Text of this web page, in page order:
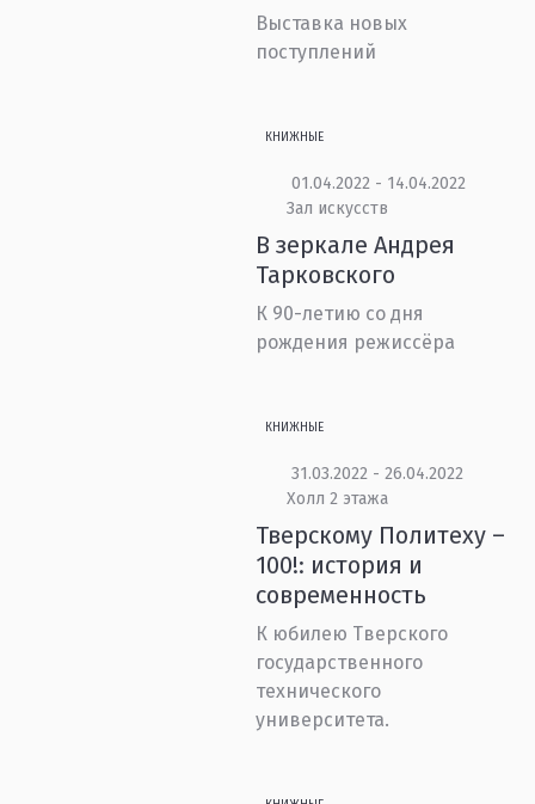
Выставка новых
поступлений
КНИЖНЫЕ
01.04.2022 - 14.04.2022
Зал искусств
В зеркале Андрея
Тарковского
К 90-летию со дня
рождения режиссёра
КНИЖНЫЕ
31.03.2022 - 26.04.2022
Холл 2 этажа
Тверскому Политеху –
100!: история и
современность
К юбилею Тверского
государственного
технического
университета.